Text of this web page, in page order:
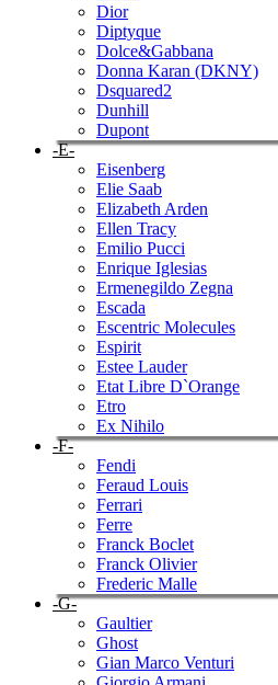
Dior
Diptyque
Dolce&Gabbana
Donna Karan (DKNY)
Dsquared2
Dunhill
Dupont
-E-
Eisenberg
Elie Saab
Elizabeth Arden
Ellen Tracy
Emilio Pucci
Enrique Iglesias
Ermenegildo Zegna
Escada
Escentric Molecules
Espirit
Estee Lauder
Etat Libre D`Orange
Etro
Ex Nihilo
-F-
Fendi
Feraud Louis
Ferrari
Ferre
Franck Boclet
Franck Olivier
Frederic Malle
-G-
Gaultier
Ghost
Gian Marco Venturi